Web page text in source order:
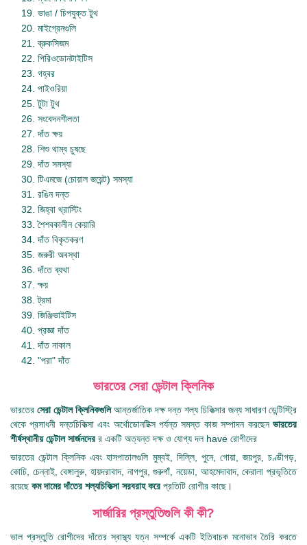
ভাঙা / চিপযুক্ত টুথ
মাইগ্রেনগুলি
ব্রুকসিজম
পিরিওডোনটাইটিস
গহ্বর
পাইওরিয়া
টুটা টুথ
সংবেদনশীলতা
দাঁত ক্ষয়
শিশু থাম্ব চুষছে
দাঁত সমস্যা
টিএমজে (চোয়াল জয়েন্ট) সমস্যা
রঙিন দন্ত
জিহ্বা থ্রাস্টিং
শৈশবকালীন কেয়ারি
দাঁত বিকৃতকরণ
জরুরী অবস্থা
দাঁতে ব্যথা
ক্ষয়
ট্রমা
জিঞ্জিভাইটিস
প্রজ্ঞা দাঁত
দাঁত নাকাল
"পরা" দাঁত
ভারতের সেরা ডেন্টাল ক্লিনিক
ভারতের সেরা ডেন্টাল ক্লিনিকগুলিআন্তর্জাতিক দক্ষ দন্ত শল্য চিকিত্সার জন্য সাধারণ ডেন্টিস্ট্রি
থেকে প্রসাধনী দন্তচিকিত্সা এবং অর্থোডোনটিক্স পর্যন্ত সমস্ত কাজ সম্পাদন করছেন ভারতের
শীর্ষস্থানীয় ডেন্টাল সার্জনদেরর একটি অত্যন্ত দক্ষ ও যোগ্য দল have রোগীদের
ভারতের ডেন্টাল ক্লিনিক এবং হাসপাতালগুলি মুম্বই, দিল্লি, পুনে, গোয়া, জয়পুর, চণ্ডীগড়,
কোচি, চেন্নাই, বেঙ্গালুরু, হায়দরাবাদ, নাগপুর, গুরুগাঁ, নয়েডা, আহমেদাবাদ, কেরালা প্রভৃতিতে
রয়েছে কম দামের দাঁতের শল্যচিকিত্সা সরবরাহ করেপ্রতিটি রোগীর কাছে।
সার্জারির প্রস্তুতিগুলি কী কী?
ভাল প্রস্তুতি রোগীদের দাঁতের স্বাস্থ্য যত্ন সম্পর্কে একটি ইতিবাচক মনোভাব তৈরি করতে